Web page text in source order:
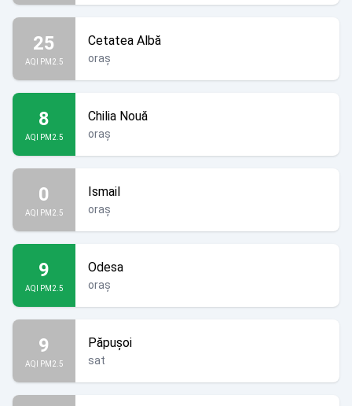
25
AQI PM2.5
Cetatea Albă
oraș
8
AQI PM2.5
Chilia Nouă
oraș
0
AQI PM2.5
Ismail
oraș
9
AQI PM2.5
Odesa
oraș
9
AQI PM2.5
Păpușoi
sat